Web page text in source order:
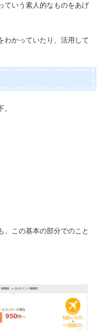
ていう素人的なものをあげ
わかっていたり、活用して
、この基本の部分でのこと